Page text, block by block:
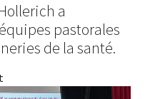
a
pastorales
de la santé.